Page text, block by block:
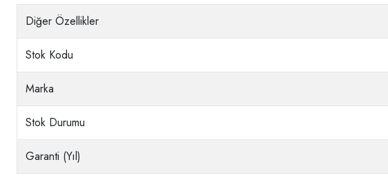
Diğer Özellikler
Stok Kodu
Marka
Stok Durumu
Garanti (Yıl)